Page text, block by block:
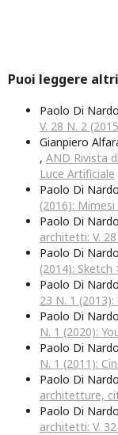
Puoi leggere
Paolo Di
V. 28 N. 2
Gianpiero
, AND Rivista
Luce Artificiale
Paolo Di
(2016):
Paolo Di
architetti: V.
Paolo Di
(2014): Sketch
Paolo Di
23 N. 1
Paolo Di
N. 1 (2020):
Paolo Di
N. 1 (2011):
Paolo Di
architetture,
Paolo Di
architetti: V.